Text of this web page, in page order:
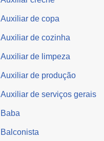
Auxiliar de copa
Auxiliar de cozinha
Auxiliar de limpeza
Auxiliar de produção
Auxiliar de serviços gerais
Baba
Balconista